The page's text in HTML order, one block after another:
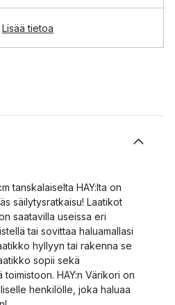
Lisää tietoa
tanskalaiselta HAY:lta on
säilytysratkaisu! Laatikot
saatavilla useissa eri
tai sovittaa haluamallasi
hyllyyn tai rakenna se
sopii sekä
HAY:n Värikori on
henkilölle, joka haluaa